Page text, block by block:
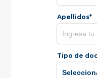
Apellidos*
Tipo de